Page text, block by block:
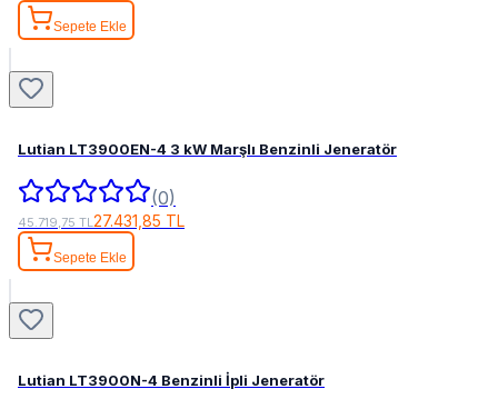
Sepete Ekle
Lutian LT3900EN-4 3 kW Marşlı Benzinli Jeneratör
(0)
45.719,75 TL 27.431,85 TL
Sepete Ekle
Lutian LT3900N-4 Benzinli İpli Jeneratör